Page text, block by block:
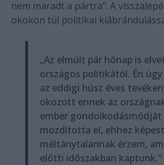
nem maradt a pártra". A
okokon túl politikai
„Az elmúlt pár hónap is
országos politikától. Én
az eddigi húsz éves
okozott ennek az
ember gondolkodásmódját
mozdította el, ehhez
méltánytalannak érzem,
előtti időszakban kaptunk."